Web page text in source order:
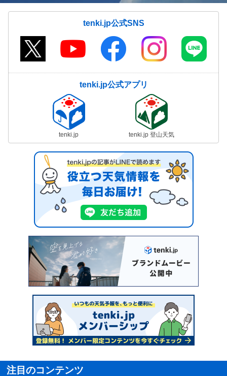
tenki.jp公式SNS
tenki.jp公式アプリ
tenki.jp tenki.jp 登山天気
注目のコンテンツ